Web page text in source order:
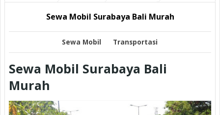
Surabaya Bali Murah
Sewa Mobil Surabaya Bali Murah
Sewa Mobil Transportasi
Sewa Mobil Surabaya Bali
Murah